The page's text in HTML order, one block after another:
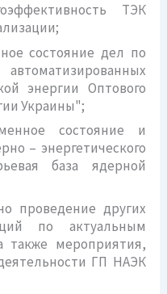
ТЭК
состояние дел по
энергии Оптового
Украины";
состояние и
– энергетического
база ядерной
проведение других
по актуальным
также мероприятия,
ГП НАЭК